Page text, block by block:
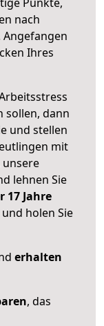
nach
Angefangen
Ihres
sollen, dann
und stellen
mit
unsere
lehnen Sie
17 Jahre
holen Sie
erhalten
, das